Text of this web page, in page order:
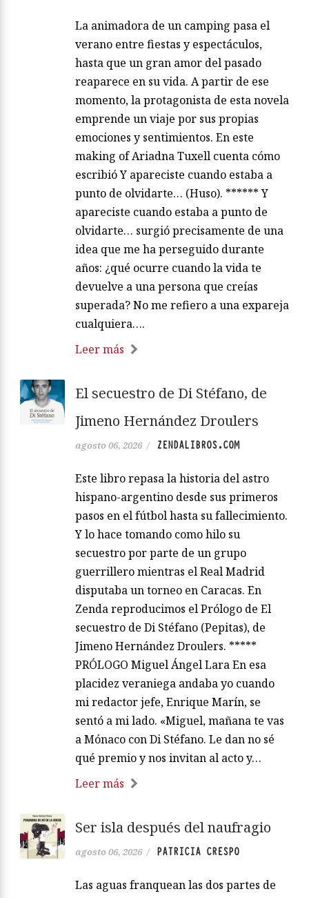
La animadora de un camping pasa el
verano entre fiestas y espectáculos,
hasta que un gran amor del pasado
reaparece en su vida. A partir de ese
momento, la protagonista de esta novela
emprende un viaje por sus propias
emociones y sentimientos. En este
making of Ariadna Tuxell cuenta cómo
escribió Y apareciste cuando estaba a
punto de olvidarte… (Huso). ****** Y
apareciste cuando estaba a punto de
olvidarte… surgió precisamente de una
idea que me ha perseguido durante
años: ¿qué ocurre cuando la vida te
devuelve a una persona que creías
superada? No me refiero a una expareja
cualquiera….
Leer más
El secuestro de Di Stéfano, de
Jimeno Hernández Droulers
agosto 06, 2026 / ZENDALIBROS.COM
Este libro repasa la historia del astro
hispano-argentino desde sus primeros
pasos en el fútbol hasta su fallecimiento.
Y lo hace tomando como hilo su
secuestro por parte de un grupo
guerrillero mientras el Real Madrid
disputaba un torneo en Caracas. En
Zenda reproducimos el Prólogo de El
secuestro de Di Stéfano (Pepitas), de
Jimeno Hernández Droulers. *****
PRÓLOGO Miguel Ángel Lara En esa
placidez veraniega andaba yo cuando
mi redactor jefe, Enrique Marín, se
sentó a mi lado. «Miguel, mañana te vas
a Mónaco con Di Stéfano. Le dan no sé
qué premio y nos invitan al acto y…
Leer más
Ser isla después del naufragio
agosto 06, 2026 / PATRICIA CRESPO
Las aguas franquean las dos partes de